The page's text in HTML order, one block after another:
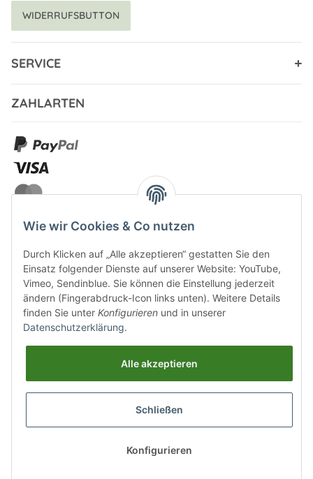
WIDERRUFSBUTTON
SERVICE
ZAHLARTEN
VERSANDARTEN
Sichere Zahlung
Wie wir Cookies & Co nutzen
Durch Klicken auf „Alle akzeptieren“ gestatten Sie den
Einsatz folgender Dienste auf unserer Website: YouTube,
Vimeo, Sendinblue. Sie können die Einstellung jederzeit
ändern (Fingerabdruck-Icon links unten). Weitere Details
finden Sie unter Konfigurieren und in unserer
Datenschutzerklärung.
Alle akzeptieren
Schließen
Konfigurieren